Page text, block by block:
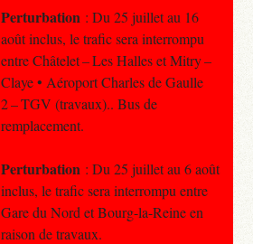
Perturbation : Du 25 juillet au 16
août inclus, le trafic sera interrompu
entre Châtelet – Les Halles et Mitry –
Claye • Aéroport Charles de Gaulle
2 – TGV (travaux).. Bus de
remplacement.
Perturbation : Du 25 juillet au 6 août
inclus, le trafic sera interrompu entre
Gare du Nord et Bourg-la-Reine en
raison de travaux.